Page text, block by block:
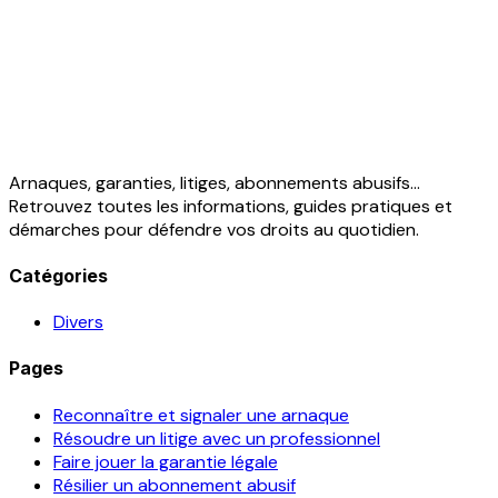
Arnaques, garanties, litiges, abonnements abusifs...
Retrouvez toutes les informations, guides pratiques et
démarches pour défendre vos droits au quotidien.
Catégories
Divers
Pages
Reconnaître et signaler une arnaque
Résoudre un litige avec un professionnel
Faire jouer la garantie légale
Résilier un abonnement abusif